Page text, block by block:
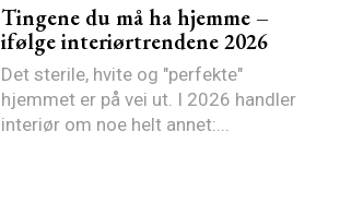
Tingene du må ha hjemme –
ifølge interiørtrendene 2026
Det sterile, hvite og "perfekte"
hjemmet er på vei ut. I 2026 handler
interiør om noe helt annet:...